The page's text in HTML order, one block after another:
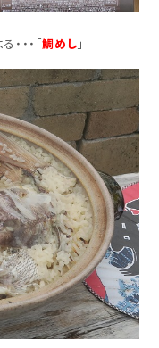
・・「鯛めし 」